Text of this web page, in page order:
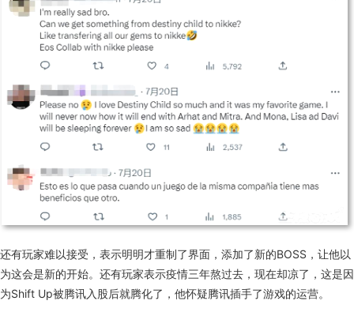
还有玩家难以接受，表示明明才重制了界面，添加了新的BOSS，让他以
为这会是新的开始。还有玩家表示疫情三年熬过去，现在却凉了，这是因
为Shift Up被腾讯入股后就腾化了，他怀疑腾讯插手了游戏的运营。